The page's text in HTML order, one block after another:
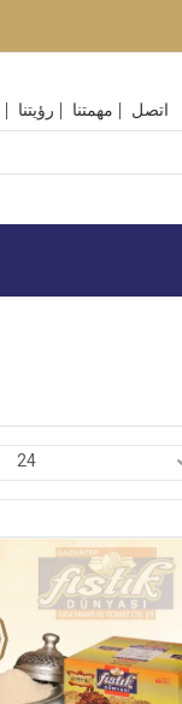
رؤيتنا مهمتنا اتصل
24